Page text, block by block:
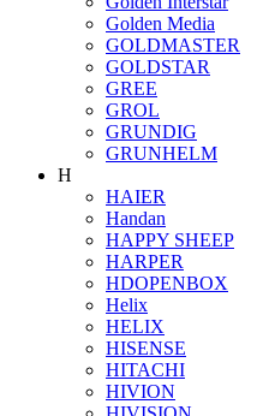
Golden Media
GOLDMASTER
GOLDSTAR
GREE
GROL
GRUNDIG
GRUNHELM
H
HAIER
Handan
HAPPY SHEEP
HARPER
HDOPENBOX
Helix
HELIX
HISENSE
HITACHI
HIVION